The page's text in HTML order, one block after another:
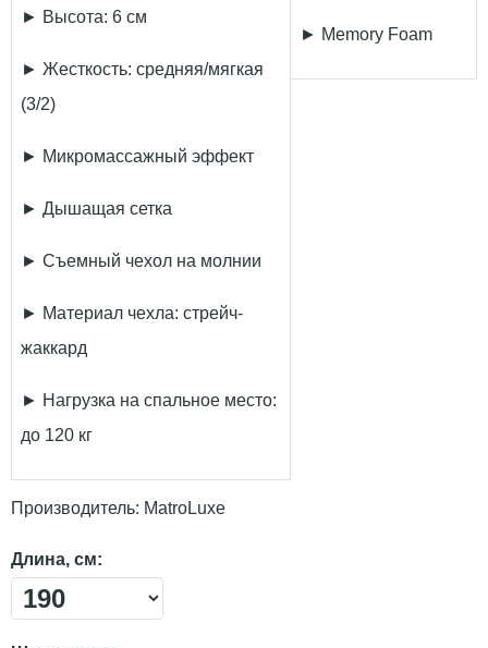
► Высота: 6 см
► Жесткость: средняя/мягкая
(3/2)
► Микромассажный эффект
► Дышащая сетка
► Съемный чехол на молнии
► Материал чехла: стрейч-
жаккард
► Нагрузка на спальное место:
до 120 кг
► Memory Foam
Производитель: MatroLuxe
Длина, см: